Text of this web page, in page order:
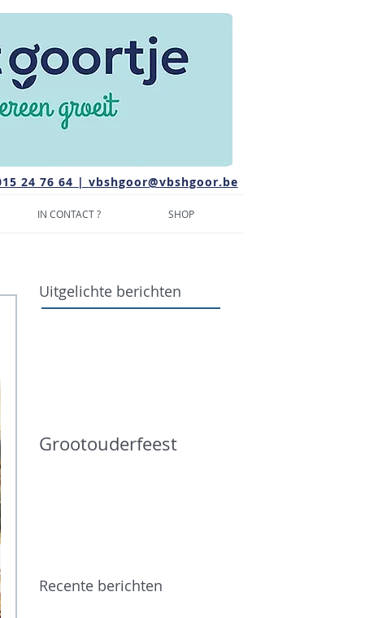
24 76 64 |vbshgoor@vbshgoor.be
IN CONTACT ? SHOP
Uitgelichte berichten
Grootouderfeest
Recente berichten